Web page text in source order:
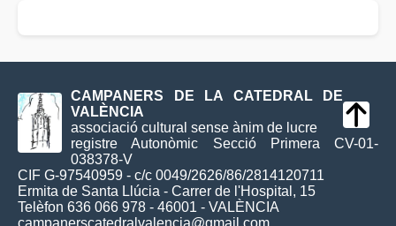
CAMPANERS DE LA CATEDRAL DE
VALÈNCIA
associació cultural sense ànim de lucre
registre Autonòmic Secció Primera CV-01-
038378-V
CIF G-97540959 - c/c 0049/2626/86/2814120711
Ermita de Santa Llúcia - Carrer de l'Hospital, 15
Telèfon 636 066 978 - 46001 - VALÈNCIA